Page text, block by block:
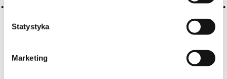
Statystyka
Marketing
BLOG